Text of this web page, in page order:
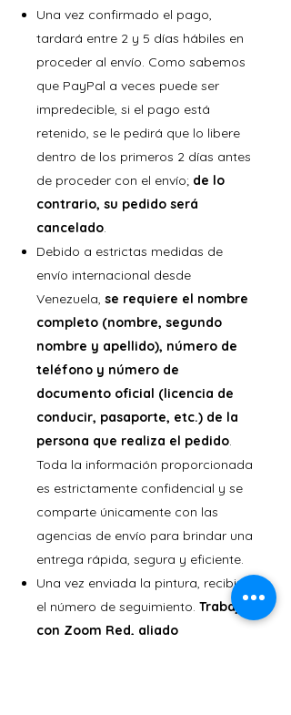
Una vez confirmado el pago,
tardará entre 2 y 5 días hábiles en
proceder al envío. Como sabemos
que PayPal a veces puede ser
impredecible, si el pago está
retenido, se le pedirá que lo libere
dentro de los primeros 2 días antes
de proceder con el envío; de lo
contrario, su pedido será
cancelado.
Debido a estrictas medidas de
envío internacional desde
Venezuela, se requiere el nombre
completo (nombre, segundo
nombre y apellido), número de
teléfono y número de
documento oficial (licencia de
conducir, pasaporte, etc.) de la
persona que realiza el pedido.
Toda la información proporcionada
es estrictamente confidencial y se
comparte únicamente con las
agencias de envío para brindar una
entrega rápida, segura y eficiente.
Una vez enviada la pintura, recibirá
el número de seguimiento. Trabajo
con Zoom Red, aliado